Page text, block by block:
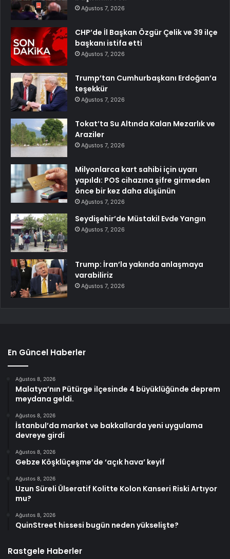
Ağustos 7, 2026
CHP’de İl Başkan Özgür Çelik ve 39 ilçe
başkanı istifa etti
Ağustos 7, 2026
Trump’tan Cumhurbaşkanı Erdoğan’a
teşekkür
Ağustos 7, 2026
Tokat’ta Su Altında Kalan Mezarlık ve
Araziler
Ağustos 7, 2026
Milyonlarca kart sahibi için uyarı
yapıldı: POS cihazına şifre girmeden
önce bir kez daha düşünün
Ağustos 7, 2026
Seydişehir’de Müstakil Evde Yangın
Ağustos 7, 2026
Trump: İran’la yakında anlaşmaya
varabiliriz
Ağustos 7, 2026
En Güncel Haberler
Ağustos 8, 2026
Malatya’nın Pütürge ilçesinde 4 büyüklüğünde deprem
meydana geldi.
Ağustos 8, 2026
İstanbul’da market ve bakkallarda yeni uygulama
devreye girdi
Ağustos 8, 2026
Gebze Köşklüçeşme’de ‘açık hava’ keyif
Ağustos 8, 2026
Uzun Süreli Ülseratif Kolitte Kolon Kanseri Riski Artıyor
mu?
Ağustos 8, 2026
QuinStreet hissesi bugün neden yükselişte?
Rastgele Haberler